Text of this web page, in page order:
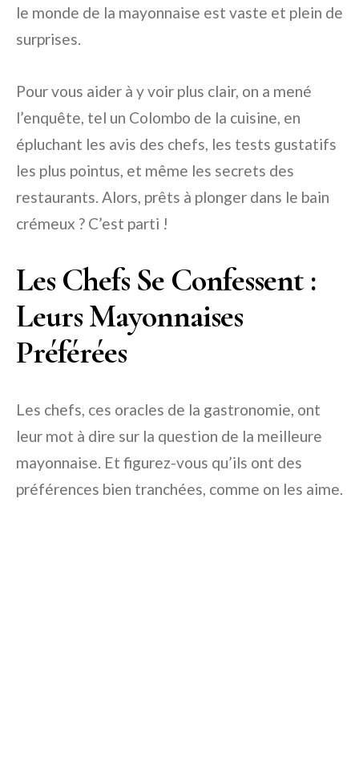
le monde de la mayonnaise est vaste et plein de
surprises.
Pour vous aider à y voir plus clair, on a mené
l’enquête, tel un Colombo de la cuisine, en
épluchant les avis des chefs, les tests gustatifs
les plus pointus, et même les secrets des
restaurants. Alors, prêts à plonger dans le bain
crémeux ? C’est parti !
Les Chefs Se Confessent :
Leurs Mayonnaises
Préférées
Les chefs, ces oracles de la gastronomie, ont
leur mot à dire sur la question de la meilleure
mayonnaise. Et figurez-vous qu’ils ont des
préférences bien tranchées, comme on les aime.